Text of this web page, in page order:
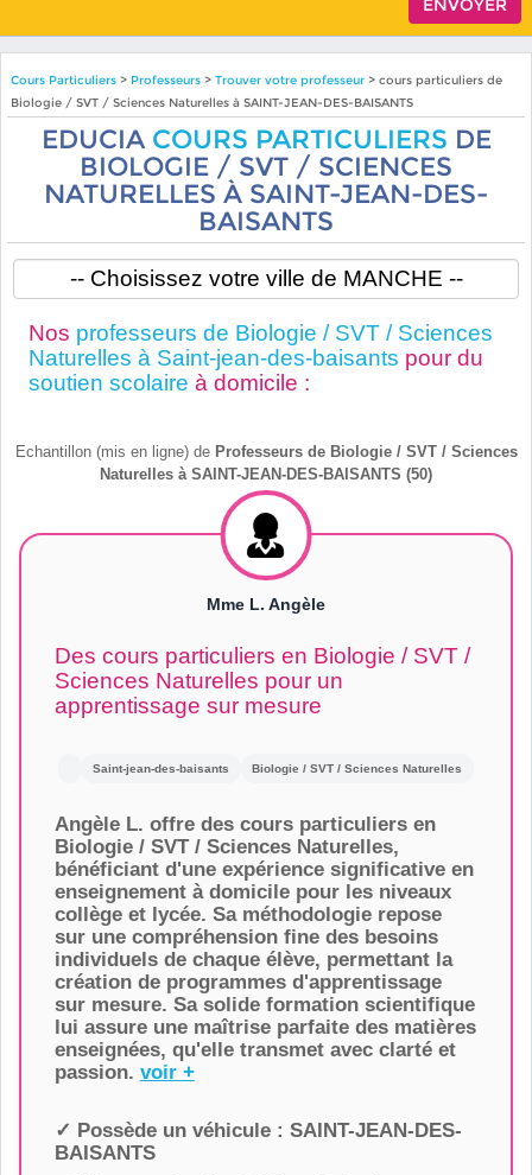
Cours Particuliers> Professeurs > Trouver votre professeur> cours particuliers de
Biologie / SVT / Sciences Naturelles à SAINT-JEAN-DES-BAISANTS
EDUCIA COURS PARTICULIERS DE
BIOLOGIE / SVT / SCIENCES
NATURELLES À SAINT-JEAN-DES-
BAISANTS
Nos professeurs de Biologie / SVT / Sciences
Naturelles à Saint-jean-des-baisants pour du
soutien scolaire à domicile :
Echantillon (mis en ligne) de Professeurs de Biologie / SVT / Sciences
Naturelles à SAINT-JEAN-DES-BAISANTS (50)
Mme L. Angèle
Des cours particuliers en Biologie / SVT /
Sciences Naturelles pour un
apprentissage sur mesure
Saint-jean-des-baisants Biologie / SVT / Sciences Naturelles
Angèle L. offre des cours particuliers en
Biologie / SVT / Sciences Naturelles,
bénéficiant d'une expérience significative en
enseignement à domicile pour les niveaux
collège et lycée. Sa méthodologie repose
sur une compréhension fine des besoins
individuels de chaque élève, permettant la
création de programmes d'apprentissage
sur mesure. Sa solide formation scientifique
lui assure une maîtrise parfaite des matières
enseignées, qu'elle transmet avec clarté et
passion. voir +
✓ Possède un véhicule : SAINT-JEAN-DES-
BAISANTS